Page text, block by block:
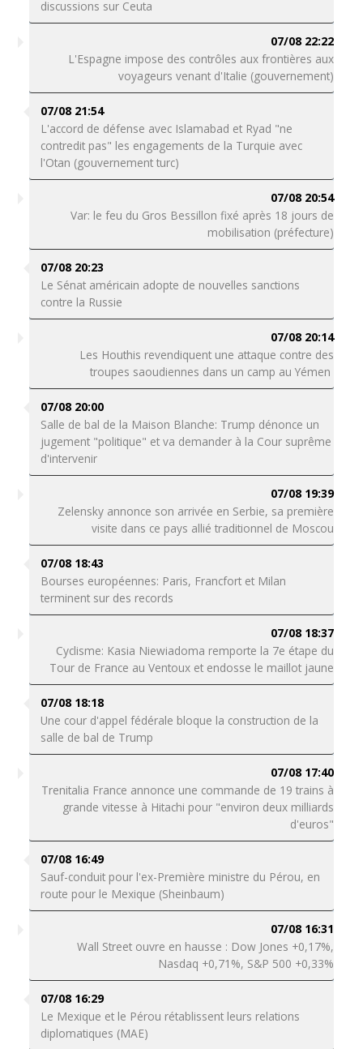
discussions sur Ceuta
07/08 22:22
L'Espagne impose des contrôles aux frontières aux
voyageurs venant d'Italie (gouvernement)
07/08 21:54
L'accord de défense avec Islamabad et Ryad "ne
contredit pas" les engagements de la Turquie avec
l'Otan (gouvernement turc)
07/08 20:54
Var: le feu du Gros Bessillon fixé après 18 jours de
mobilisation (préfecture)
07/08 20:23
Le Sénat américain adopte de nouvelles sanctions
contre la Russie
07/08 20:14
Les Houthis revendiquent une attaque contre des
troupes saoudiennes dans un camp au Yémen
07/08 20:00
Salle de bal de la Maison Blanche: Trump dénonce un
jugement "politique" et va demander à la Cour suprême
d'intervenir
07/08 19:39
Zelensky annonce son arrivée en Serbie, sa première
visite dans ce pays allié traditionnel de Moscou
07/08 18:43
Bourses européennes: Paris, Francfort et Milan
terminent sur des records
07/08 18:37
Cyclisme: Kasia Niewiadoma remporte la 7e étape du
Tour de France au Ventoux et endosse le maillot jaune
07/08 18:18
Une cour d'appel fédérale bloque la construction de la
salle de bal de Trump
07/08 17:40
Trenitalia France annonce une commande de 19 trains à
grande vitesse à Hitachi pour "environ deux milliards
d'euros"
07/08 16:49
Sauf-conduit pour l'ex-Première ministre du Pérou, en
route pour le Mexique (Sheinbaum)
07/08 16:31
Wall Street ouvre en hausse : Dow Jones +0,17%,
Nasdaq +0,71%, S&P 500 +0,33%
07/08 16:29
Le Mexique et le Pérou rétablissent leurs relations
diplomatiques (MAE)